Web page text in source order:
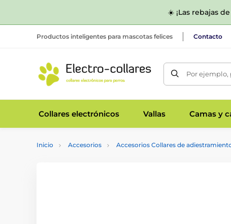
☀️ ¡Las rebajas
Productos inteligentes para mascotas felices Contacto
Por ejemplo,
Collares electrónicos Vallas Camas y
Inicio Accesorios Accesorios Collares de